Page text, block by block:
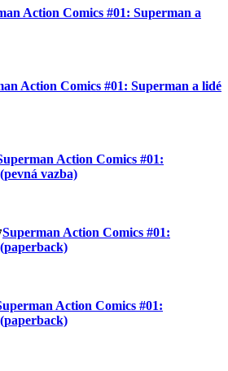
Action Comics #01: Superman a
Action Comics #01: Superman a lidé
Action Comics #01:
vazba)
Superman Action Comics #01:
Action Comics #01: